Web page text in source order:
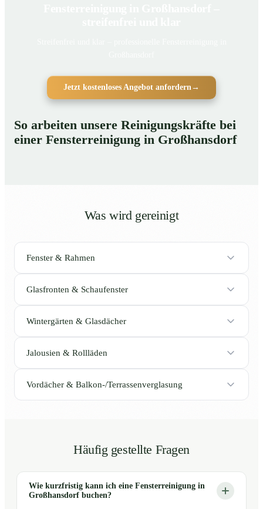
Jetzt kostenloses Angebot anfordern→
So arbeiten unsere Reinigungskräfte bei
einer Fensterreinigung in Großhansdorf
Was wird gereinigt
Fenster & Rahmen
Glasfronten & Schaufenster
Wintergärten & Glasdächer
Jalousien & Rollläden
Vordächer & Balkon-/Terrassenverglasung
Häufig gestellte Fragen
Wie kurzfristig kann ich eine Fensterreinigung in
Großhansdorf buchen?